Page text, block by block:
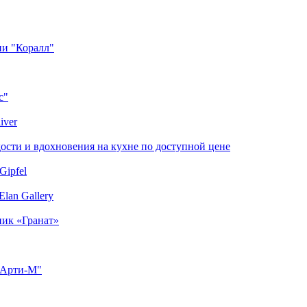
"Коралл"
и вдохновения на кухне по доступной цене
Gallery
«Гранат»
М"